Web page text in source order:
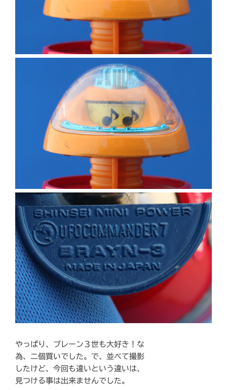
やっぱり、ブレーン３世も大好き！な
為、二個買いでした。で、並べて撮影
したけど、今回も違いという違いは、
見つける事は出来ませんでした。